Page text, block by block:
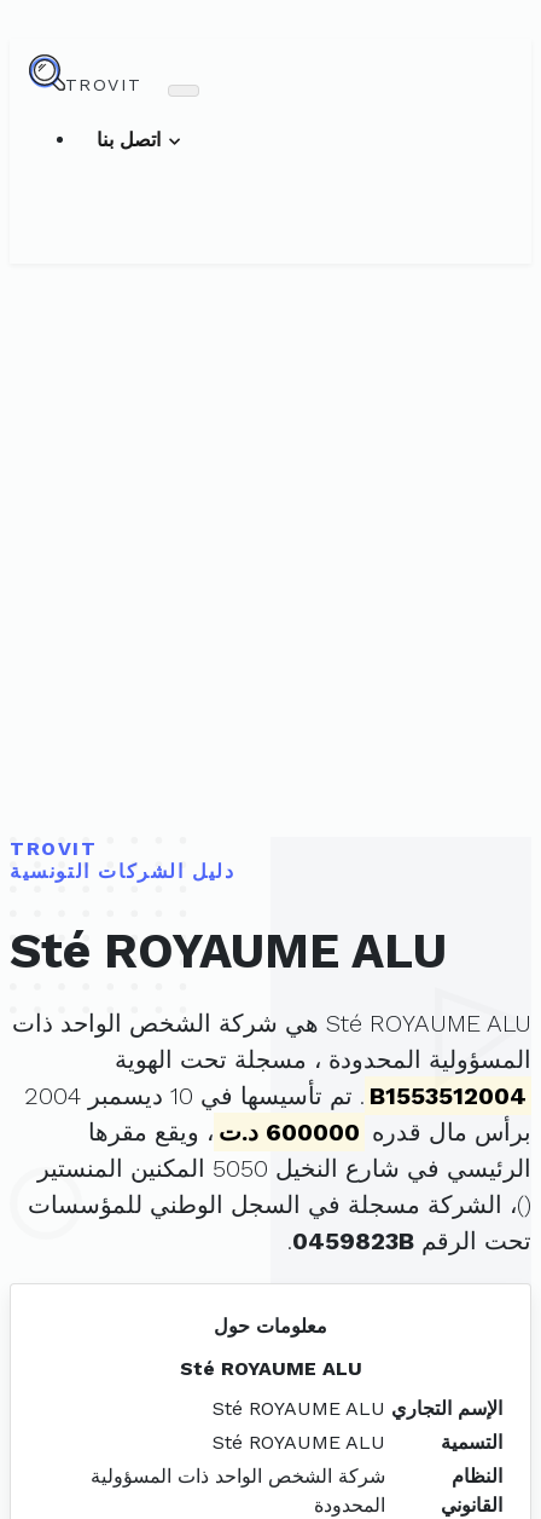
TROVIT
TROVIT
دليل الشركات التونسية
Sté ROYAUME ALU
Sté ROYAUME ALU هي شركة الشخص الواحد ذات
المسؤولية المحدودة ، مسجلة تحت الهوية
B1553512004
. تم تأسيسها في 10 ديسمبر 2004
برأس مال قدره 600000 د.ت
، ويقع مقرها
الرئيسي في شارع النخيل 5050 المكنين المنستير
()، الشركة مسجلة في السجل الوطني للمؤسسات
تحت الرقم 0459823B
.
معلومات حول
Sté ROYAUME ALU
الإسم التجاري Sté ROYAUME ALU
التسمية
Sté ROYAUME ALU
النظام
القانوني
شركة الشخص الواحد ذات المسؤولية
المحدودة